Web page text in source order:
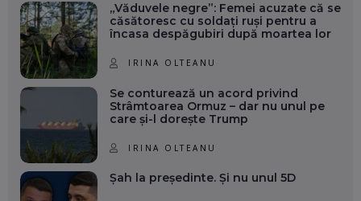
„Văduvele negre”: Femei acuzate că se
căsătoresc cu soldați ruși pentru a
încasa despăgubiri după moartea lor
IRINA OLTEANU
Se conturează un acord privind
Strâmtoarea Ormuz – dar nu unul pe
care și-l dorește Trump
IRINA OLTEANU
Șah la președinte. Și nu unul 5D